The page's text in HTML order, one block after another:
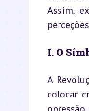
Assim,
I. O
A
colocar